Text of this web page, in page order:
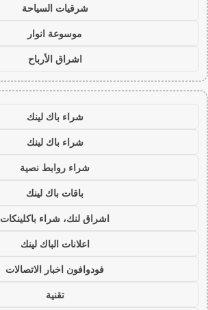
شرقيات السياحة
موسوعة انوار
اشراق الأرباح
شراء باك لينك
شراء باك لينك
شراء روابط نصية
باقات باك لينك
اشراق لنك، شراء باكلينكات
اعلانات الباك لينك
فودوافون اخبار الاتصالات
تقنية